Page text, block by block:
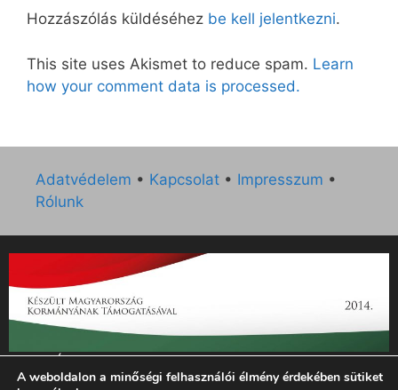
Hozzászólás küldéséhez be kell jelentkezni.
This site uses Akismet to reduce spam. Learn
how your comment data is processed.
Adatvédelem • Kapcsolat • Impresszum •
Rólunk
„Az Új Ember katolikus hetilap 2014. évi működésének
támogatását az EGYH-KCP-14-P-0121 sz. támogatási
A weboldalon a minőségi felhasználói élmény érdekében sütiket